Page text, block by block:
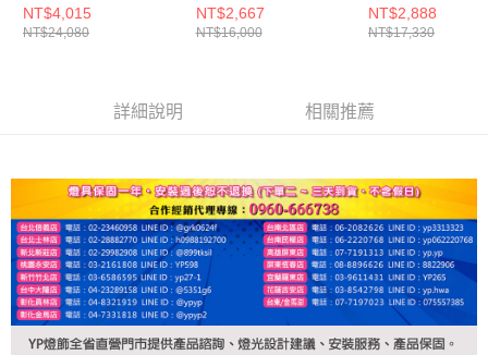
恩沛科技股份有限公司將有權停止該用戶之使用額度並採取法律行動。
NT$4,015
NT$24,080
NT$2,667
NT$16,000
NT$2,888
NT$17,330
詳細說明 相關推薦